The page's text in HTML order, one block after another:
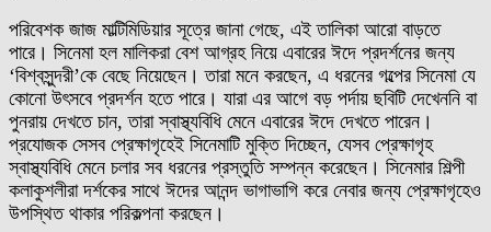
পরিবেশক জাজ মাল্টিমিডিয়ার সূত্রে জানা গেছে, এই তালিকা আরো বাড়তে
পারে। সিনেমা হল মালিকরা বেশ আগ্রহ নিয়ে এবারের ঈদে প্রদর্শনের জন্য
‘বিশ্বসুন্দরী’কে বেছে নিয়েছেন। তারা মনে করছেন, এ ধরনের গল্পের সিনেমা যে
কোনো উৎসবে প্রদর্শন হতে পারে। যারা এর আগে বড় পর্দায় ছবিটি দেখেননি বা
পুনরায় দেখতে চান, তারা স্বাস্থ্যবিধি মেনে এবারের ঈদে দেখতে পারেন।
প্রযোজক সেসব প্রেক্ষাগৃহেই সিনেমাটি মুক্তি দিচ্ছেন, যেসব প্রেক্ষাগৃহ
স্বাস্থ্যবিধি মেনে চলার সব ধরনের প্রস্তুতি সম্পন্ন করেছেন। সিনেমার শিল্পী
কলাকুশলীরা দর্শকের সাথে ঈদের আনন্দ ভাগাভাগি করে নেবার জন্য প্রেক্ষাগৃহেও
উপস্থিত থাকার পরিকল্পনা করছেন।